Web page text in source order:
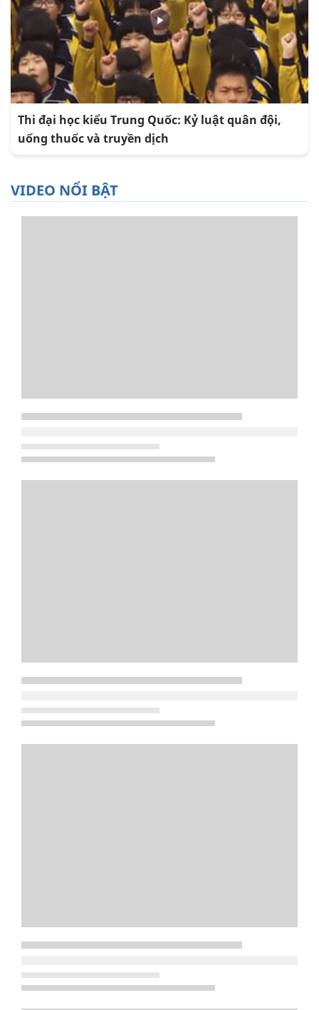
Thi đại học kiểu Trung Quốc: Kỷ luật quân đội,
uống thuốc và truyền dịch
VIDEO NỔI BẬT